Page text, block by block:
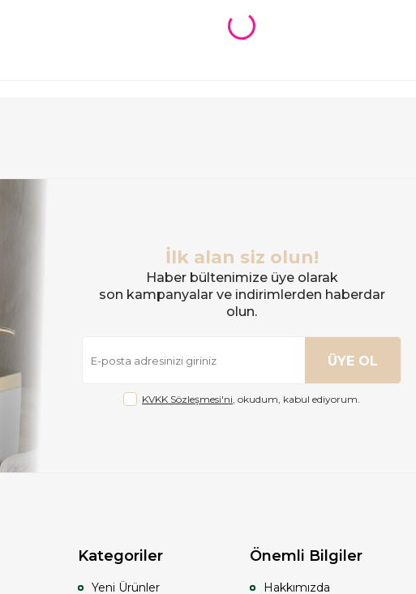
İlk alan siz olun!
Haber bültenimize üye olarak
son kampanyalar ve indirimlerden haberdar
olun.
ÜYE OL
KVKK Sözleşmesi'ni , okudum, kabul ediyorum.
Kategoriler
Yeni Ürünler
Önemli Bilgiler
Hakkımızda